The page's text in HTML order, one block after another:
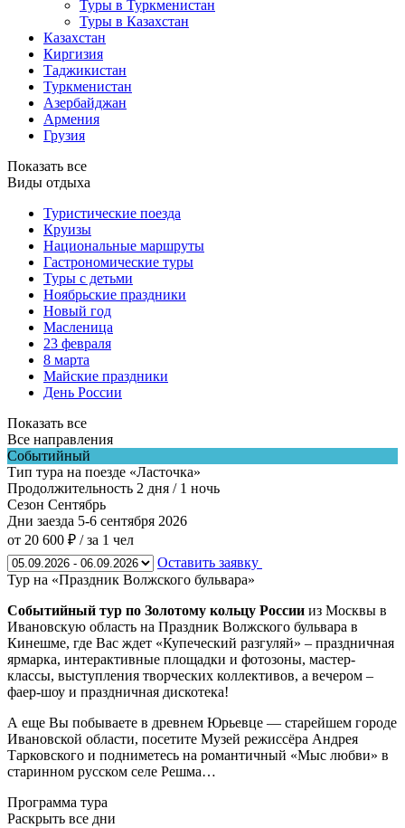
Туры в Туркменистан
Туры в Казахстан
Казахстан
Киргизия
Таджикистан
Туркменистан
Азербайджан
Армения
Грузия
Показать все
Виды отдыха
Туристические поезда
Круизы
Национальные маршруты
Гастрономические туры
Туры с детьми
Ноябрьские праздники
Новый год
Масленица
23 февраля
8 марта
Майские праздники
День России
Показать все
Все направления
Событийный
Тип тура на поезде «Ласточка»
Продолжительность 2 дня / 1 ночь
Сезон Сентябрь
Дни заезда 5-6 сентября 2026
от 20 600 ₽ / за 1 чел
Оставить заявку
Тур на «Праздник Волжского бульвара»
Событийный тур по Золотому кольцу России из Москвы в
Ивановскую область на Праздник Волжского бульвара в
Кинешме, где Вас ждет «Купеческий разгуляй» – праздничная
ярмарка, интерактивные площадки и фотозоны, мастер-
классы, выступления творческих коллективов, а вечером –
фаер-шоу и праздничная дискотека!
А еще Вы побываете в древнем Юрьевце — старейшем городе
Ивановской области, посетите Музей режиссёра Андрея
Тарковского и подниметесь на романтичный «Мыс любви» в
старинном русском селе Решма…
Программа тура
Раскрыть все дни